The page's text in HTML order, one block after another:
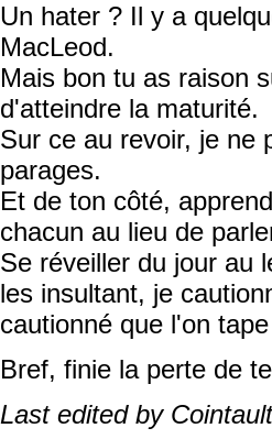
Un hater ? Il y a
MacLeod.
Mais bon tu as raison
d'atteindre la maturité.
Sur ce au revoir, je ne
parages.
Et de ton côté,
chacun au lieu de
Se réveiller du jour au
les insultant, je
cautionné que l'on
Bref, finie la perte de
Last edited by